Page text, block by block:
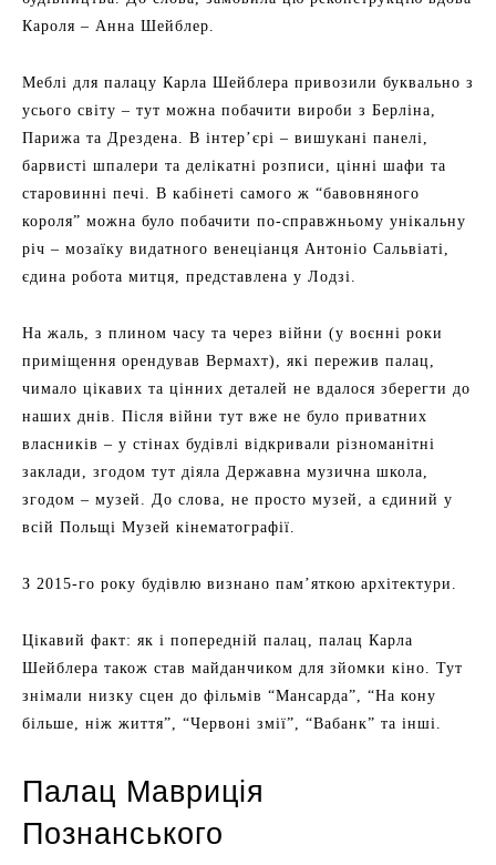
Кароля – Анна Шейблер.
Меблі для палацу Карла Шейблера привозили буквально з
усього світу – тут можна побачити вироби з Берліна,
Парижа та Дрездена. В інтер’єрі – вишукані панелі,
барвисті шпалери та делікатні розписи, цінні шафи та
старовинні печі. В кабінеті самого ж “бавовняного
короля” можна було побачити по-справжньому унікальну
річ – мозаїку видатного венеціанця Антоніо Сальвіаті,
єдина робота митця, представлена у Лодзі.
На жаль, з плином часу та через війни (у воєнні роки
приміщення орендував Вермахт), які пережив палац,
чимало цікавих та цінних деталей не вдалося зберегти до
наших днів. Після війни тут вже не було приватних
власників – у стінах будівлі відкривали різноманітні
заклади, згодом тут діяла Державна музична школа,
згодом – музей. До слова, не просто музей, а єдиний у
всій Польщі Музей кінематографії.
З 2015-го року будівлю визнано пам’яткою архітектури.
Цікавий факт: як і попередній палац, палац Карла
Шейблера також став майданчиком для зйомки кіно. Тут
знімали низку сцен до фільмів “Мансарда”, “На кону
більше, ніж життя”, “Червоні змії”, “Вабанк” та інші.
Палац Мавриція
Познанського